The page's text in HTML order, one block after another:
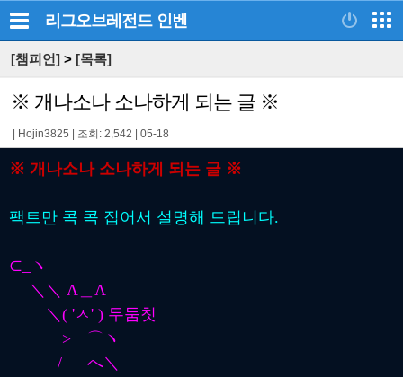
리그오브레전드 인벤
[챔피언] > [목록]
※ 개나소나 소나하게 되는 글 ※
Hojin3825 조회: 2,542 05-18
※ 개나소나 소나하게 되는 글 ※
팩트만 콕 콕 집어서 설명해 드립니다.
⊂_ヽ
＼＼ Λ＿Λ
＼( 'ㅅ' ) 두둠칫
> ⌒ヽ
/ へ＼